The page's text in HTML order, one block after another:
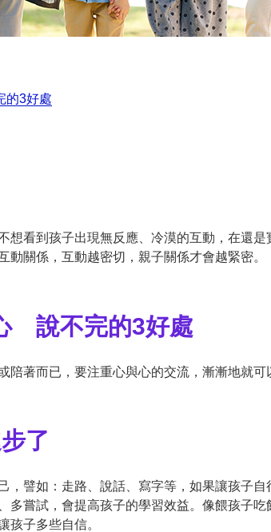
的3好處
想看到孩子出現無反應、冷漠的互動，在還是
動關係，互動越密切，親子關係才會越緊密。
說不完的3好處
陪著而已，要注重心與心的交流，漸漸地就可
了
，譬如：走路、說話、寫字等，如果讓孩子
多嘗試，會提高孩子的學習效益。像餵孩子
孩子多些自信。